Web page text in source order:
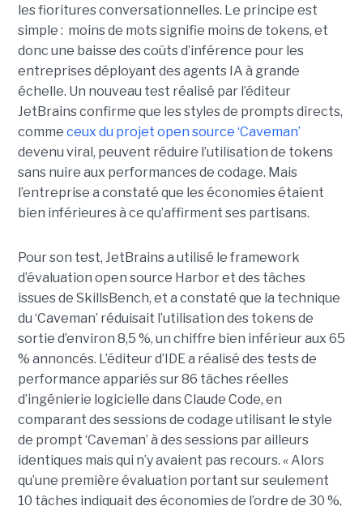
les fioritures conversationnelles. Le principe est
simple : moins de mots signifie moins de tokens, et
donc une baisse des coûts d’inférence pour les
entreprises déployant des agents IA à grande
échelle. Un nouveau test réalisé par l’éditeur
JetBrains confirme que les styles de prompts directs,
comme ceux du projet open source ‘Caveman’
devenu viral, peuvent réduire l’utilisation de tokens
sans nuire aux performances de codage. Mais
l’entreprise a constaté que les économies étaient
bien inférieures à ce qu’affirment ses partisans.
Pour son test, JetBrains a utilisé le framework
d’évaluation open source Harbor et des tâches
issues de SkillsBench, et a constaté que la technique
du ‘Caveman’ réduisait l’utilisation des tokens de
sortie d’environ 8,5 %, un chiffre bien inférieur aux 65
% annoncés. L’éditeur d’IDE a réalisé des tests de
performance appariés sur 86 tâches réelles
d’ingénierie logicielle dans Claude Code, en
comparant des sessions de codage utilisant le style
de prompt ‘Caveman’ à des sessions par ailleurs
identiques mais qui n’y avaient pas recours. « Alors
qu’une première évaluation portant sur seulement
10 tâches indiquait des économies de l’ordre de 30 %,